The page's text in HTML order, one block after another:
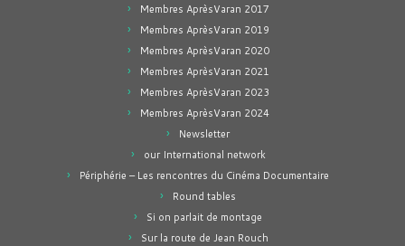
Membres AprèsVaran 2017
Membres AprèsVaran 2019
Membres AprèsVaran 2020
Membres AprèsVaran 2021
Membres AprèsVaran 2023
Membres AprèsVaran 2024
Newsletter
our International network
Périphérie – Les rencontres du Cinéma Documentaire
Round tables
Si on parlait de montage
Sur la route de Jean Rouch